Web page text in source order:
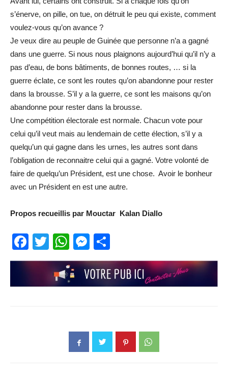
s’énerve, on pille, on tue, on détruit le peu qui existe, comment
voulez-vous qu’on avance ?
Je veux dire au peuple de Guinée que personne n’a a gagné
dans une guerre. Si nous nous plaignons aujourd’hui qu’il n’y a
pas d’eau, de bons bâtiments, de bonnes routes, … si la
guerre éclate, ce sont les routes qu’on abandonne pour rester
dans la brousse. S’il y a la guerre, ce sont les maisons qu’on
abandonne pour rester dans la brousse.
Une compétition électorale est normale. Chacun vote pour
celui qu’il veut mais au lendemain de cette élection, s’il y a
quelqu’un qui gagne dans les urnes, les autres sont dans
l’obligation de reconnaitre celui qui a gagné. Votre volonté de
faire de quelqu’un Président, est une chose. Avoir le bonheur
avec un Président en est une autre.
Propos recueillis par Mouctar Kalan Diallo
Facebook
TwitterWhatsApp
Messenger